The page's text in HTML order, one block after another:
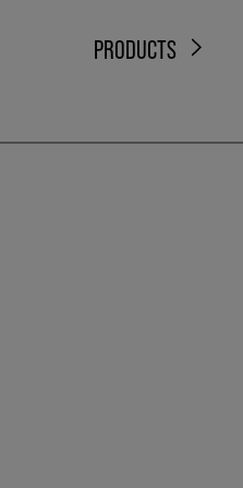
PRODUCTS